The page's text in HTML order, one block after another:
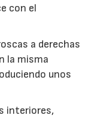
con el
a derechas
la misma
unos
interiores,